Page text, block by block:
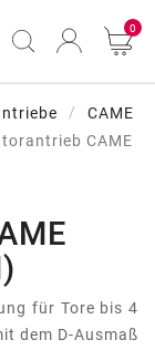
0
CAME
CAME
für Tore bis 4
dem D-Ausmaß